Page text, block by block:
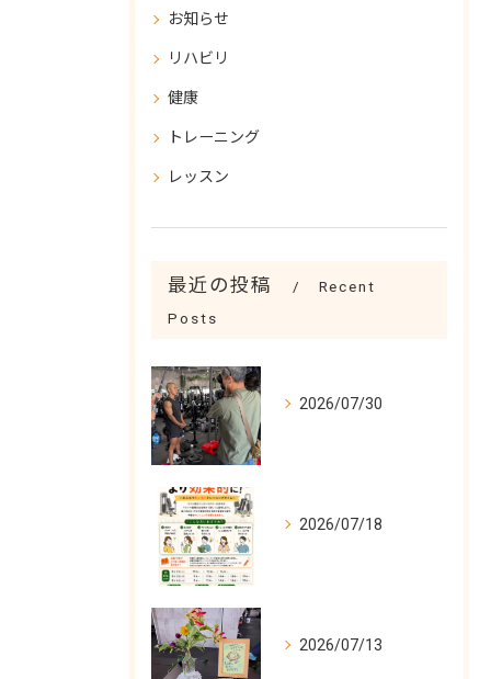
お知らせ
リハビリ
健康
トレーニング
レッスン
最近の投稿
Recent
Posts
2026/07/30
2026/07/18
2026/07/13